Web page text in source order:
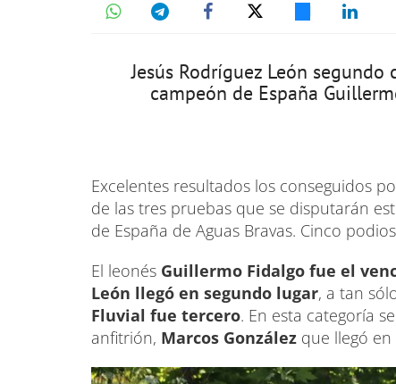
Jesús Rodríguez León
campeón de España
Excelentes resultados los conseguidos
de las tres pruebas que se disputarán
de España de Aguas Bravas. Cinco
El leonés Guillermo Fidalgo fue el
León llegó en segundo lugar, a tan
Fluvial fue tercero. En esta categoría
anfitrión, Marcos González que llegó en